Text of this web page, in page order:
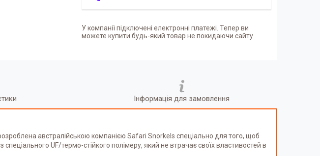
У компанії підключені електронні платежі. Тепер ви
можете купити будь-який товар не покидаючи сайту.
Інформація для замовлення
австралійською компанією Safari Snorkels спеціально для того, щоб
UF/термо-стійкого полімеру, який не втрачає своїх властивостей в